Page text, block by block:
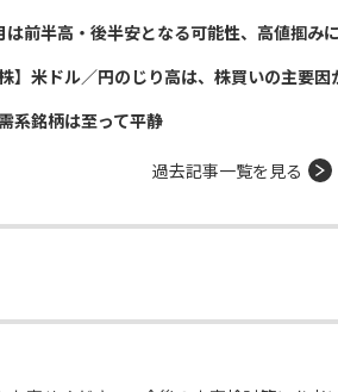
は前半高・後半安となる可能性、高値掴み
株】米ドル／円のじり高は、株買いの主要因
系銘柄は至って平静
過去記事一覧を見る